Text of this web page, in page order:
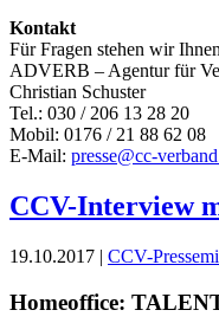
Kontakt
Für Fragen stehen wir
ADVERB – Agentur für
Christian Schuster
Tel.: 030 / 206 13 28 20
Mobil: 0176 / 21 88 62 08
E-Mail: presse@cc-
CCV-Interview
19.10.2017 | CCV-
Homeoffice: